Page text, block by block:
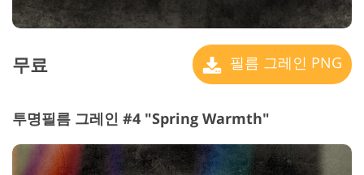
무료 필름 그레인 PNG
투명필름 그레인 #4 "Spring Warmth"